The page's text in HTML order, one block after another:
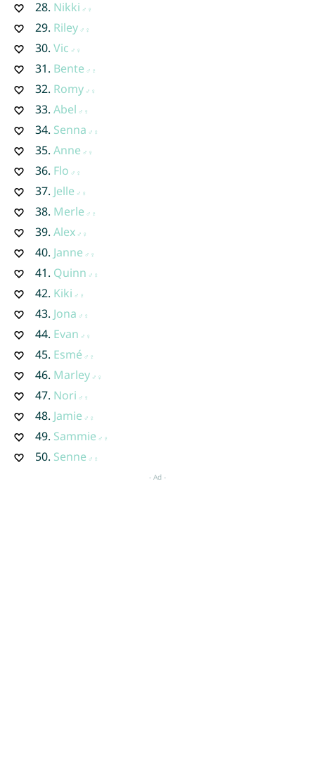
28. Nikki
29. Riley
30. Vic
31. Bente
32. Romy
33. Abel
34. Senna
35. Anne
36. Flo
37. Jelle
38. Merle
39. Alex
40. Janne
41. Quinn
42. Kiki
43. Jona
44. Evan
45. Esmé
46. Marley
47. Nori
48. Jamie
49. Sammie
50. Senne